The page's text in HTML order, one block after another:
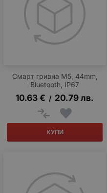
Смарт гривна M5, 44mm,
Bluetooth, IP67
10.63€ / 20.79лв.
КУПИ